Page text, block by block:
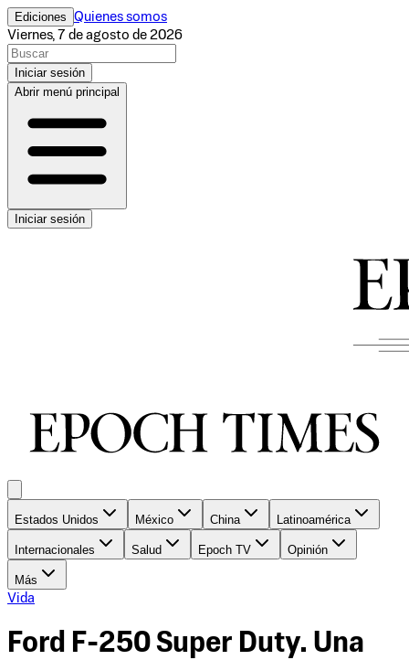
Ediciones Quienes somos
Viernes, 7 de agosto de 2026
Iniciar sesión
Abrir menú principal
Iniciar sesión
Estados Unidos México China Latinoamérica
Internacionales Salud Epoch TV Opinión
Más
Vida
Ford F-250 Super Duty. Una